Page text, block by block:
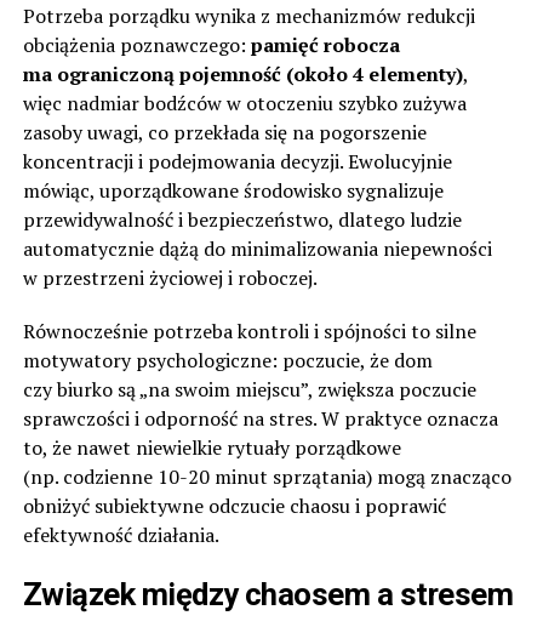
Potrzeba porządku wynika z mechanizmów redukcji
obciążenia poznawczego: pamięć robocza
ma ograniczoną pojemność (około 4 elementy),
więc nadmiar bodźców w otoczeniu szybko zużywa
zasoby uwagi, co przekłada się na pogorszenie
koncentracji i podejmowania decyzji. Ewolucyjnie
mówiąc, uporządkowane środowisko sygnalizuje
przewidywalność i bezpieczeństwo, dlatego ludzie
automatycznie dążą do minimalizowania niepewności
w przestrzeni życiowej i roboczej.
Równocześnie potrzeba kontroli i spójności to silne
motywatory psychologiczne: poczucie, że dom
czy biurko są „na swoim miejscu”, zwiększa poczucie
sprawczości i odporność na stres. W praktyce oznacza
to, że nawet niewielkie rytuały porządkowe
(np. codzienne 10-20 minut sprzątania) mogą znacząco
obniżyć subiektywne odczucie chaosu i poprawić
efektywność działania.
Związek między chaosem a stresem